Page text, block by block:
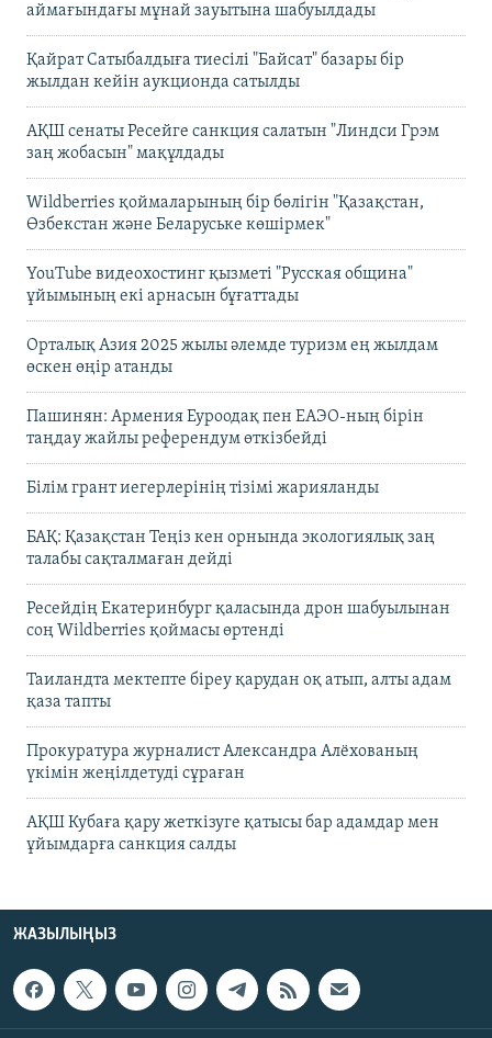
аймағындағы мұнай зауытына шабуылдады
Қайрат Сатыбалдыға тиесілі "Байсат" базары бір
жылдан кейін аукционда сатылды
АҚШ сенаты Ресейге санкция салатын "Линдси Грэм
заң жобасын" мақұлдады
Wildberries қоймаларының бір бөлігін "Қазақстан,
Өзбекстан және Беларуське көшірмек"
YouTube видеохостинг қызметі "Русская община"
ұйымының екі арнасын бұғаттады
Орталық Азия 2025 жылы әлемде туризм ең жылдам
өскен өңір атанды
Пашинян: Армения Еуроодақ пен ЕАЭО-ның бірін
таңдау жайлы референдум өткізбейді
Білім грант иегерлерінің тізімі жарияланды
БАҚ: Қазақстан Теңіз кен орнында экологиялық заң
талабы сақталмаған дейді
Ресейдің Екатеринбург қаласында дрон шабуылынан
соң Wildberries қоймасы өртенді
Таиландта мектепте біреу қарудан оқ атып, алты адам
қаза тапты
Прокуратура журналист Александра Алёхованың
үкімін жеңілдетуді сұраған
АҚШ Кубаға қару жеткізуге қатысы бар адамдар мен
ұйымдарға санкция салды
ЖАЗЫЛЫҢЫЗ